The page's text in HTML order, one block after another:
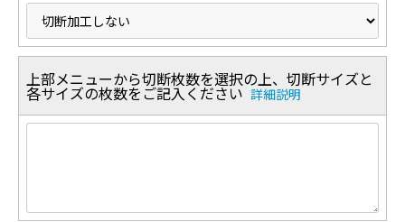
上部メニューから切断枚数を選択の上、切断サイズと
各サイズの枚数をご記入ください 詳細説明